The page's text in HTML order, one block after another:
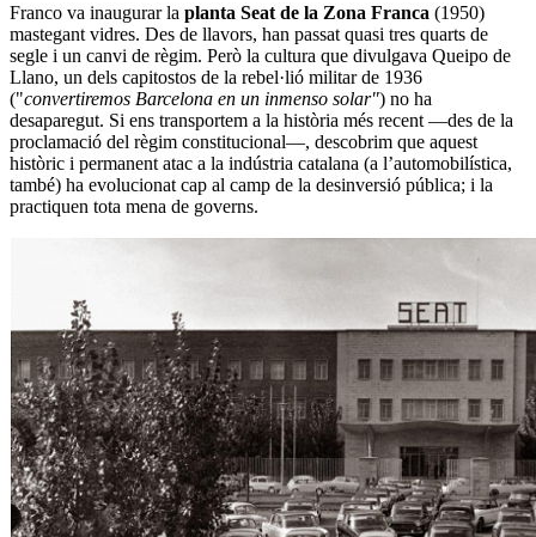
Franco va inaugurar la planta Seat de la Zona Franca (1950)
mastegant vidres. Des de llavors, han passat quasi tres quarts de
segle i un canvi de règim. Però la cultura que divulgava Queipo de
Llano, un dels capitostos de la rebel·lió militar de 1936
("convertiremos Barcelona en un inmenso solar") no ha
desaparegut. Si ens transportem a la història més recent —des de la
proclamació del règim constitucional—, descobrim que aquest
històric i permanent atac a la indústria catalana (a l’automobilística,
també) ha evolucionat cap al camp de la desinversió pública; i la
practiquen tota mena de governs.